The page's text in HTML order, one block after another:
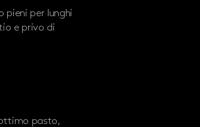
pieni per lunghi
e privo di
pasto,